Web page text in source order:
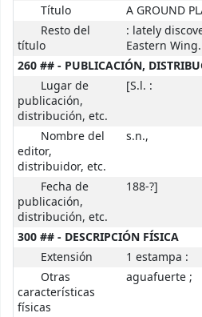
Título
A GROUND
Resto del
título
: lately
Eastern Wing.
260 ## - PUBLICACIÓN,
Lugar de
publicación,
distribución, etc.
[S.l. :
Nombre del
editor,
distribuidor, etc.
s.n.,
Fecha de
publicación,
distribución, etc.
188-?]
300 ## - DESCRIPCIÓN FÍSICA
Extensión
1 estampa :
Otras
características
físicas
aguafuerte ;